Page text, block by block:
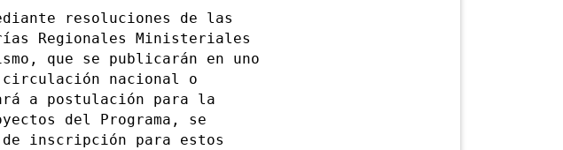
resoluciones de las
Regionales Ministeriales
que se publicarán en uno
circulación nacional o
a postulación para la
del Programa, se
inscripción para estos